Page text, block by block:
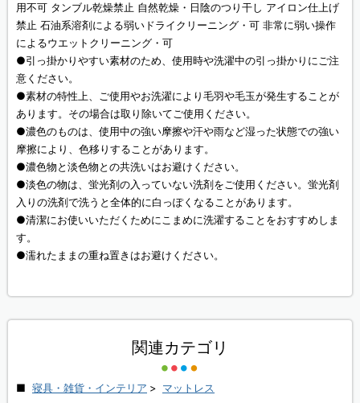
用不可 タンブル乾燥禁止 自然乾燥・日陰のつり干し アイロン仕上げ
禁止 石油系溶剤による弱いドライクリーニング・可 非常に弱い操作
によるウエットクリーニング・可
●引っ掛かりやすい素材のため、使用時や洗濯中の引っ掛かりにご注
意ください。
●素材の特性上、ご使用やお洗濯により毛羽や毛玉が発生することが
あります。その場合は取り除いてご使用ください。
●濃色のものは、使用中の強い摩擦や汗や雨など湿った状態での強い
摩擦により、色移りすることがあります。
●濃色物と淡色物との共洗いはお避けください。
●淡色の物は、蛍光剤の入っていない洗剤をご使用ください。蛍光剤
入りの洗剤で洗うと全体的に白っぽくなることがあります。
●清潔にお使いいただくためにこまめに洗濯することをおすすめしま
す。
●濡れたままの重ね置きはお避けください。
関連カテゴリ
寝具・雑貨・インテリア > マットレス